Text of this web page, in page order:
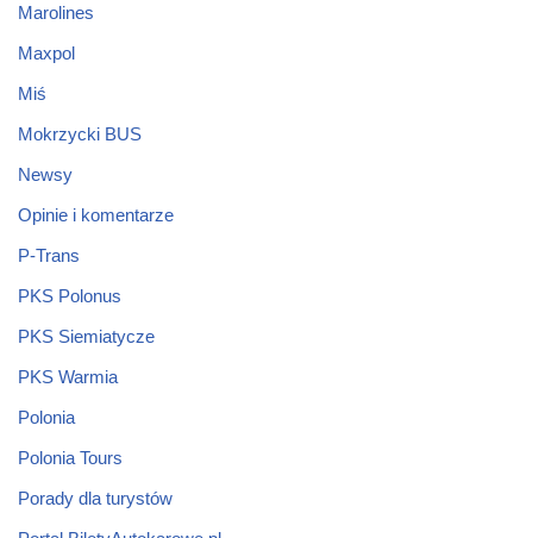
Marolines
Maxpol
Miś
Mokrzycki BUS
Newsy
Opinie i komentarze
P-Trans
PKS Polonus
PKS Siemiatycze
PKS Warmia
Polonia
Polonia Tours
Porady dla turystów